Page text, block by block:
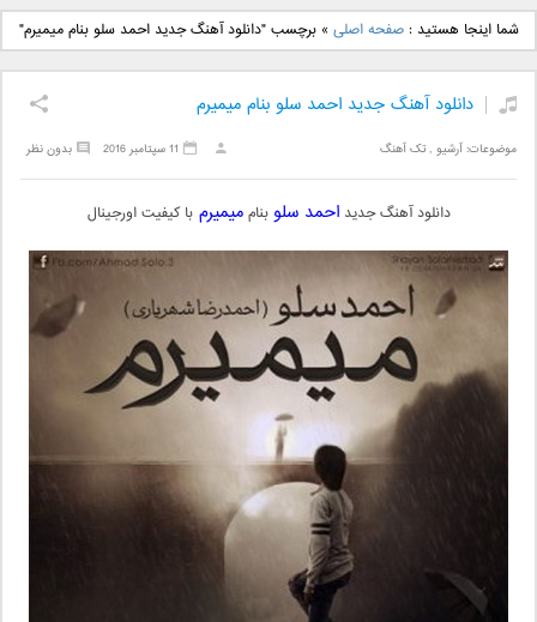
دانلود آهنگ جدید بهنام
بانی بنام قرص قمر 2
دانلود آهنگ جدید علی
یاسینی بنام دورترین نزدیک
شما اینجا هستید :صفحه اصلی »برچسب "دانلود آهنگ جدید احمد سلو بنام میمیرم"
دانلود آهنگ جدید احمد سلو بنام میمیرم
موضوعات:آرشیو ,تک آهنگ بدون نظر 11 سپتامبر 2016
دانلود آهنگ جدیداحمد سلوبناممیمیرمبا کیفیت اورجینال